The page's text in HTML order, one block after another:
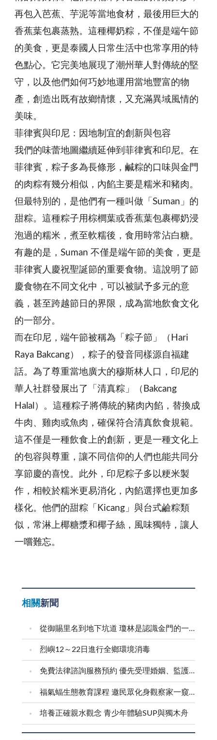
再包入芭蕉、芋泥等當地食材，最後用巨大的
香蕉葉包裹蒸熟。這種椰奶粽，不僅是端午節
的美食，更是泰國人日常生活中也常享用的特
色點心。它完美地展現了潮州華人對傳統的堅
守，以及他們如何巧妙地運用當地豐富的物
產，創造出既有故鄉情懷，又充滿異域風情的
美味。
菲律賓與印尼：因地制宜的創新與包容
我們的味蕾地圖繼續延伸到菲律賓和印尼。在
菲律賓，粽子多為長條形，鹹粽的口味與金門
的肉粽有幾分相似，內餡主要是糯米和豬肉。
但最特別的，是他們有一種叫做「Suman」的
甜粽。這種粽子用棕櫚葉或香蕉葉包裹椰奶浸
泡過的糯米，煮至軟糯後，食用時常沾白糖。
有趣的是，Suman 不僅是端午節的美食，更是
菲律賓人慶祝聖誕節的重要食物。這說明了節
慶食物在不同文化中，可以被賦予多元的意
義，甚至跨越節日的界限，成為當地飲食文化
的一部分。
而在印尼，端午節被稱為「粽子節」（Hari
Raya Bakcang），粽子的發音同樣源自福建
話。為了尊重當地廣大的穆斯林人口，印尼的
華人社群發展出了「清真粽」（Bakcang
Halal）。這種粽子將傳統的豬肉內餡，替換成
牛肉、雞肉或魚肉，確保符合清真飲食規範。
這不僅是一種飲食上的創新，更是一種文化上
的包容與尊重，讓不同信仰的人們也能共同分
享節慶的喜悅。此外，印尼粽子多以粳米製
作，相較於糯米更易消化，內餡選擇也更加多
樣化。他們的甜粽「Kicang」與台式鹼粽類
似，常淋上椰糖漿和椰子絲，風味獨特，讓人
一嚐難忘。
相關新聞
從御賜里名到地下坑道 瓊林是認識金門的一扇窗
烈嶼12～22日進行全鄉環境消毒
免費法律諮詢服務預約 優先受理婚姻、監護權、家暴等婦女議題
福氣蝠生態教育課程 邀民眾化身觀察家一窺蝙蝠秘密
培養正確親水觀念 青少年體驗SUP與獨木舟